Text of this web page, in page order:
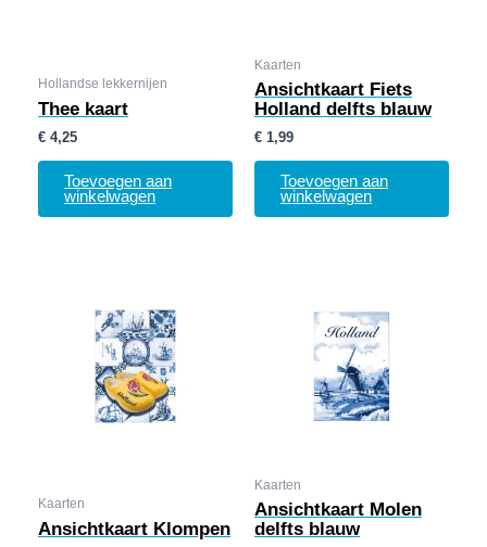
Hollandse lekkernijen
Thee kaart
€ 4,25
Toevoegen aan
winkelwagen
Kaarten
Ansichtkaart Fiets
Holland delfts blauw
€ 1,99
Toevoegen aan
winkelwagen
Kaarten
Ansichtkaart Klompen
Kaarten
Ansichtkaart Molen
delfts blauw